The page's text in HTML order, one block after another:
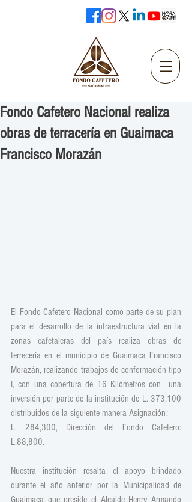
Fondo Cafetero Nacional realiza
obras de terracería en Guaimaca
Francisco Morazán
El Fondo Cafetero Nacional como parte de su plan
para el desarrollo de la infraestructura vial en la
zonas cafetaleras del país realiza obras de
terrecería en el municipio de Guaimaca Francisco
Morazán, realizando trabajos de conformación tipo
I, con una cobertura de 16 Kilómetros con  una
inversión por parte de la institución de L. 373,100
distribuidos de la siguiente manera Asignación:
L. 284,300, Dirección del Fondo Cafetero:
L.88,800.
Nuestra institución resalta el apoyo brindado
durante el año anterior por la Municipalidad de
Guaimaca que preside el Alcalde Henry Armando